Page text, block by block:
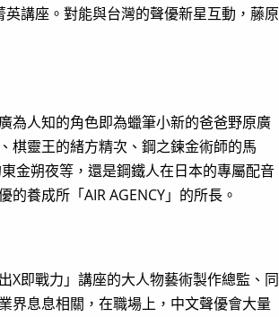
講座。對能與台灣的聲優新星互動，藤原
為人知的角色即為蠟筆小新的爸爸野原廣
棋靈王的緒方精次、鋼之鍊金術師的馬
金朔夜等，還是鋼鐵人在日本的專屬配音
養成所「AIR AGENCY」的所長。
X即戰力」講座的大人物藝術製作總監、同
界息息相關，在職場上，中文聲優會大量